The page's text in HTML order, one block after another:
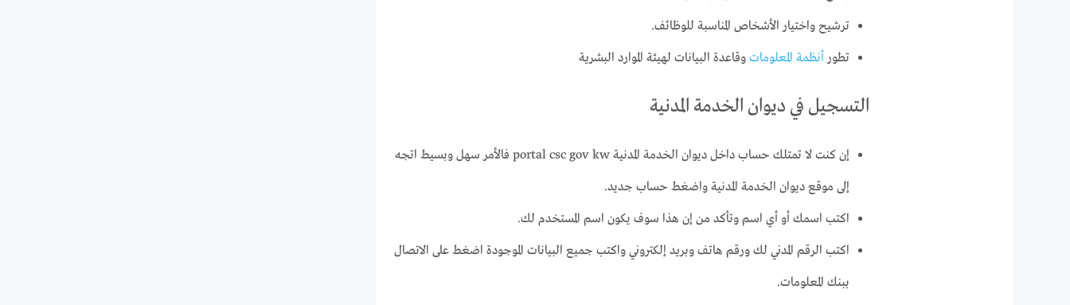
ترشيح واختيار الأشخاص المناسبة للوظائف.
تطور أنظمة المعلوماتوقاعدة البيانات لهيئة الموارد البشرية
التسجيل في ديوان الخدمة المدنية
إن كنت لا تمتلك حساب داخل ديوان الخدمة المدنية portal csc gov kw فالأمر سهل وبسيط اتجه
إلى موقع ديوان الخدمة المدنية واضغط حساب جديد.
اكتب اسمك أو أي اسم وتأكد من إن هذا سوف يكون اسم المستخدم لك.
اكتب الرقم المدني لك ورقم هاتف وبريد إلكتروني واكتب جميع البيانات الموجودة اضغط على الاتصال
ببنك المعلومات.